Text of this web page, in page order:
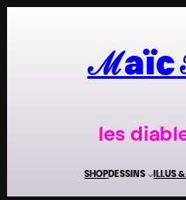
ℳaïc
les
SHOPDESSINS ILLUS